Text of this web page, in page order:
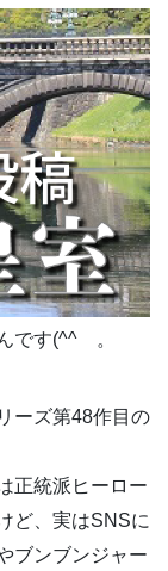
です(^^ゞ。
ーズ第48作目の
正統派ヒーロー
ど、実はSNSに
ブンブンジャー